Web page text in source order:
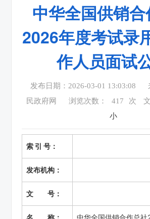
中华全国供销
2026年度考试录
作人员面试
发布日期：2026-03-01 13:03:08
民政府网
浏览次数： 417 次
小
索 引 号：
发布机构：
文 号：
名 称： 中华全国供销合作总